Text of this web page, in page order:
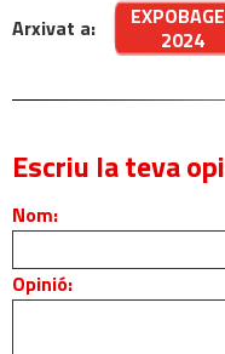
Arxivat a:
2024
Escriu la teva
Nom:
Opinió: